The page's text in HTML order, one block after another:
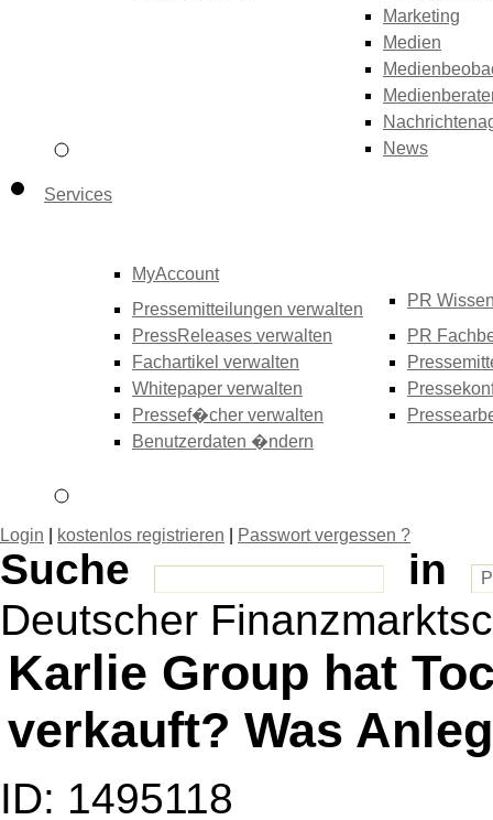
Marketing
Medien
News
Services
MyAccount
Pressemitteilungen verwalten
PressReleases verwalten
Fachartikel verwalten
Whitepaper verwalten
Pressef�cher verwalten
Benutzerdaten �ndern
PR
PR
Login kostenlos registrieren Passwort vergessen ?
Suche
in
Deutscher
Karlie Group hat
verkauft? Was
ID: 1495118